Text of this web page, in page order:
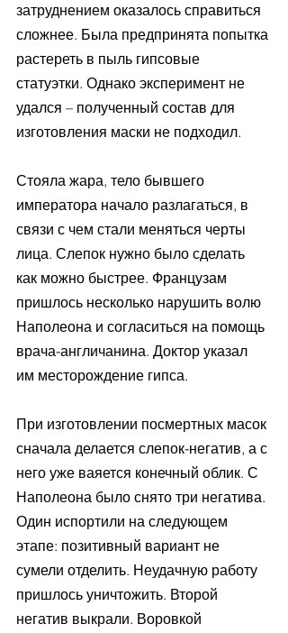
затруднением оказалось справиться
сложнее. Была предпринята попытка
растереть в пыль гипсовые
статуэтки. Однако эксперимент не
удался – полученный состав для
изготовления маски не подходил.
Стояла жара, тело бывшего
императора начало разлагаться, в
связи с чем стали меняться черты
лица. Слепок нужно было сделать
как можно быстрее. Французам
пришлось несколько нарушить волю
Наполеона и согласиться на помощь
врача-англичанина. Доктор указал
им месторождение гипса.
При изготовлении посмертных масок
сначала делается слепок-негатив, а с
него уже ваяется конечный облик. С
Наполеона было снято три негатива.
Один испортили на следующем
этапе: позитивный вариант не
сумели отделить. Неудачную работу
пришлось уничтожить. Второй
негатив выкрали. Воровкой